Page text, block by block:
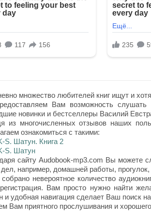
множество любителей книг ищут и
Вам возможность слушать
новинки и бестселлеры Василий
из многочисленных отзывов наших
ознакомиться с такими:
S. Шатун. Книга 2
S. Шатун
сайту Audobook-mp3.com Вы можете
например, домашней работы, прогулок,
невероятное количество
Вам просто нужно найти
и удобная навигация сделает Ваш поиск
Вам приятного прослушивания и